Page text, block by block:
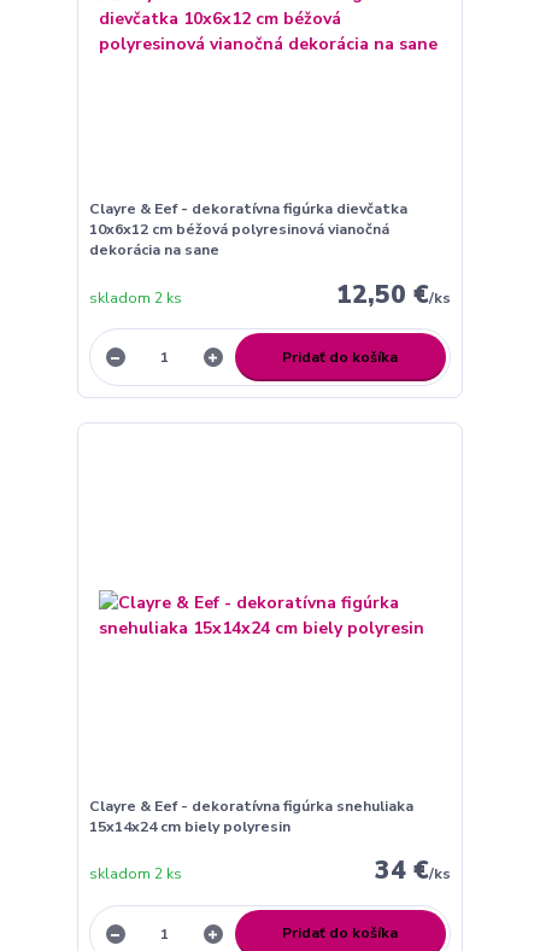
Clayre & Eef - dekoratívna figúrka dievčatka
10x6x12 cm béžová polyresinová vianočná
dekorácia na sane
12,50 €/ks
skladom 2 ks
Pridať do košíka
Clayre & Eef - dekoratívna figúrka snehuliaka
15x14x24 cm biely polyresin
34 €/ks
skladom 2 ks
Pridať do košíka